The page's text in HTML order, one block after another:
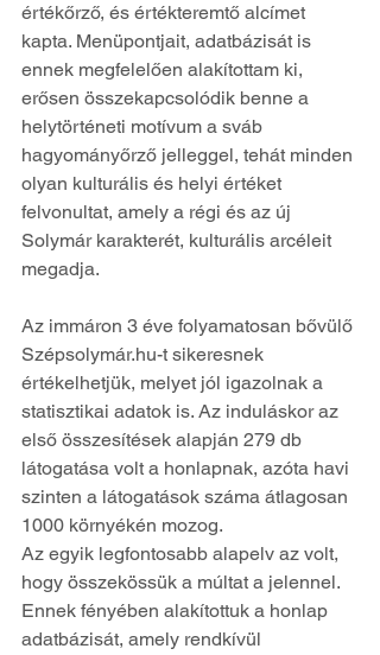
értékőrző, és értékteremtő alcímet
kapta. Menüpontjait, adatbázisát is
ennek megfelelően alakítottam ki,
erősen összekapcsolódik benne a
helytörténeti motívum a sváb
hagyományőrző jelleggel, tehát minden
olyan kulturális és helyi értéket
felvonultat, amely a régi és az új
Solymár karakterét, kulturális arcéleit
megadja.
Az immáron 3 éve folyamatosan bővülő
Szépsolymár.hu-t sikeresnek
értékelhetjük, melyet jól igazolnak a
statisztikai adatok is. Az induláskor az
első összesítések alapján 279 db
látogatása volt a honlapnak, azóta havi
szinten a látogatások száma átlagosan
1000 környékén mozog.
Az egyik legfontosabb alapelv az volt,
hogy összekössük a múltat a jelennel.
Ennek fényében alakítottuk a honlap
adatbázisát, amely rendkívül